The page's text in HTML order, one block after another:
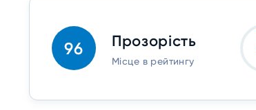
96 Прозорість
Місце в рейтингу